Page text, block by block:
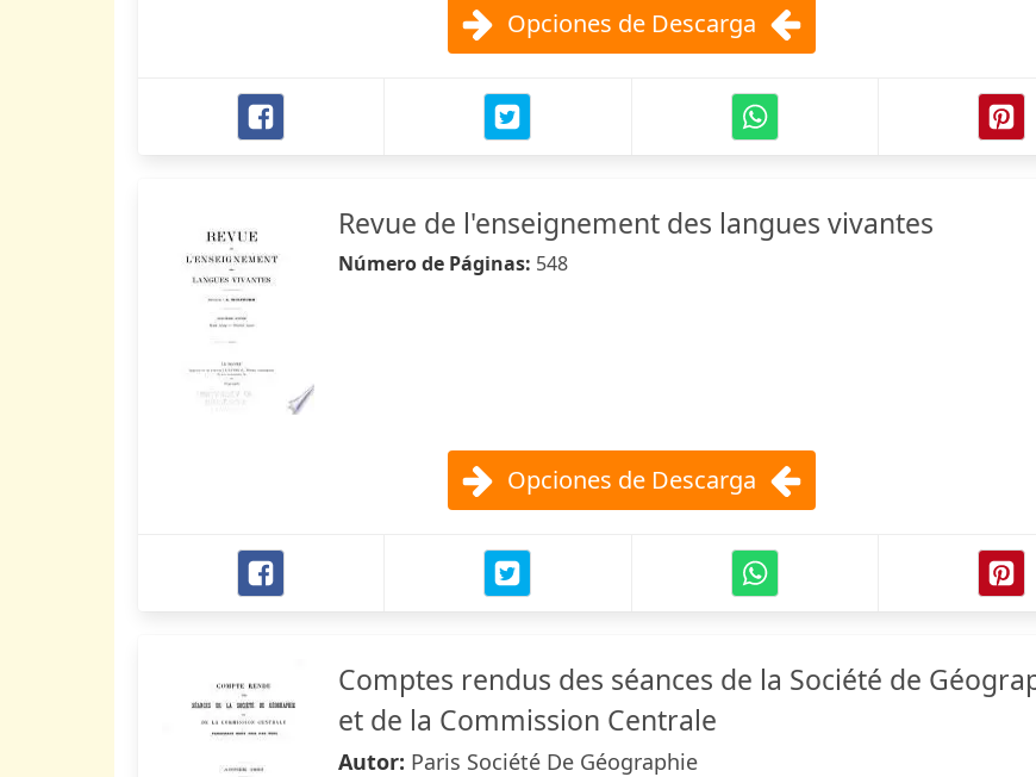
Opciones de Descarga
Revue de l'enseignement des langues vivantes
Número de Páginas: 548
Opciones de Descarga
Comptes rendus des séances de la Société de
et de la Commission Centrale
Autor: Paris Société De Géographie